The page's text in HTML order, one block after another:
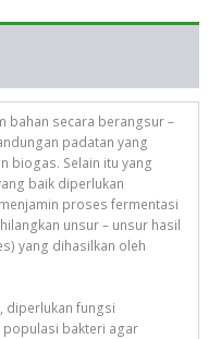
bahan secara berangsur –
padatan yang
biogas. Selain itu yang
baik diperlukan
proses fermentasi
unsur – unsur hasil
yang dihasilkan oleh
diperlukan fungsi
populasi bakteri agar